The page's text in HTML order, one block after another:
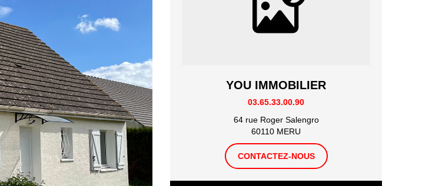
YOU IMMOBILIER
03.65.33.00.90
64 rue Roger Salengro
60110 MERU
CONTACTEZ-NOUS